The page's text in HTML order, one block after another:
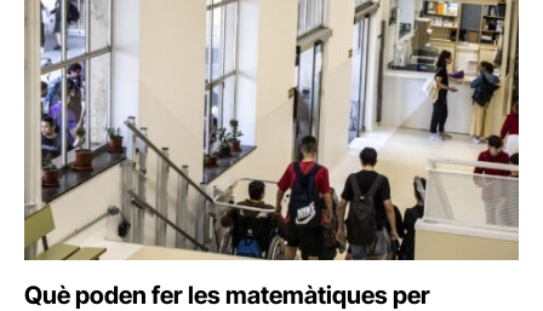
Què poden fer les matemàtiques per